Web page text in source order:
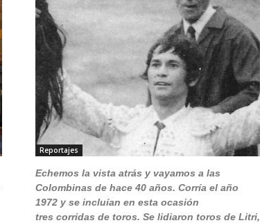
Reportajes
Echemos la vista atrás y vayamos a las
Colombinas de hace 40 años. Corría el año
1972 y se incluían en esta ocasión
tres corridas de toros. Se lidiaron toros de Litri,